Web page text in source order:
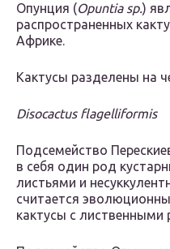
Опунция (Opuntia sp.)
распространенных
Африке.
Кактусы разделены на
Disocactus flagelliformis
Подсемейство
в себя один род
листьями и
считается
кактусы с лиственными